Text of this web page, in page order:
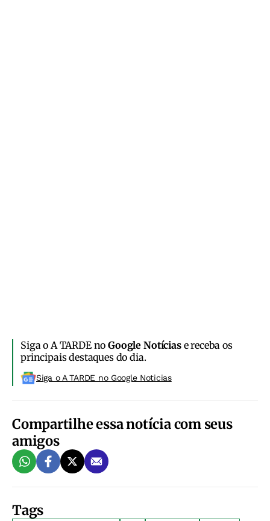
Siga o A TARDE noGoogle Notíciase receba os
principais destaques do dia.
Siga o A TARDE no Google Noticias
Compartilhe essa notícia com seus
amigos
Tags